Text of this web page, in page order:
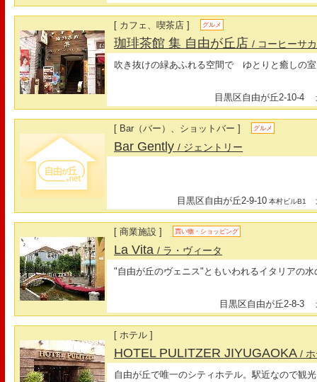
[ カフェ、喫茶店 ] グルメ
珈琲茶館 集 自由が丘店/ コーヒーサ
吹き抜けの緑あふれる空間で ゆとりと癒しの
目黒区自由が丘2-10-4
[ Bar（バー）、ショットバー ] グルメ
Bar Gently/ ジェントリー
目黒区自由が丘2-9-10 本村ビルB1
[ 商業施設 ] 買い物・ショッピング
La Vita/ ラ・ヴィータ
"自由が丘のヴェニス"ともいわれるイタリアの
目黒区自由が丘2-8-3
[ ホテル ]
HOTEL PULITZER JIYUGAOKA/
自由が丘で唯一のシティホテル。駅近なので観